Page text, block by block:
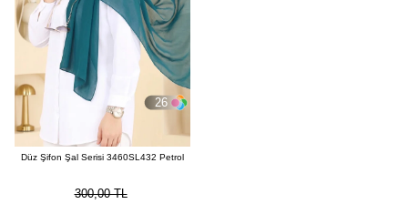
26
Düz Şifon Şal Serisi 3460SL432 Petrol
300,00 TL